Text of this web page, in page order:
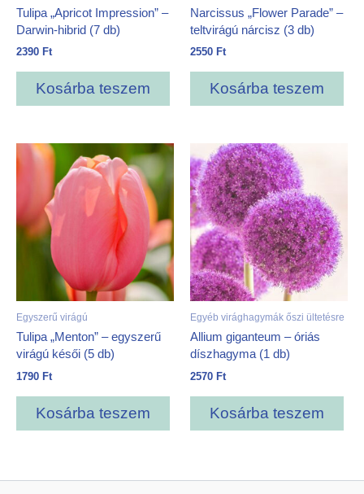
Tulipa „Apricot Impression” –
Darwin-hibrid (7 db)
2390 Ft
Kosárba teszem
Narcissus „Flower Parade” –
teltvirágú nárcisz (3 db)
2550 Ft
Kosárba teszem
Egyszerű virágú
Tulipa „Menton” – egyszerű
virágú késői (5 db)
1790 Ft
Kosárba teszem
Egyéb virághagymák őszi ültetésre
Allium giganteum – óriás
díszhagyma (1 db)
2570 Ft
Kosárba teszem